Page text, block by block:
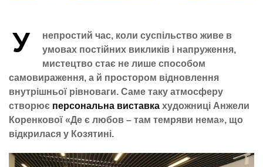
У
непростий час, коли суспільство живе в
умовах постійних викликів і напруження,
мистецтво стає не лише способом
самовираження, а й простором відновлення
внутрішньої рівноваги. Саме таку атмосферу
створює персональна виставка художниці Анжели
Коренкової «Де є любов – там темряви нема», що
відкрилася у Козятині.